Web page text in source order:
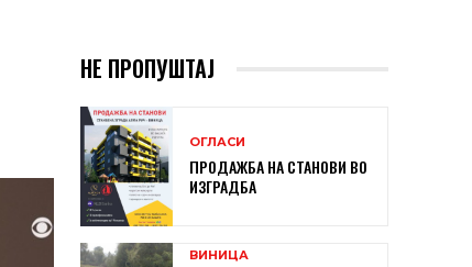
НЕ ПРОПУШТАЈ
ОГЛАСИ
ПРОДАЖБА НА СТАНОВИ ВО
ИЗГРАДБА
ВИНИЦА